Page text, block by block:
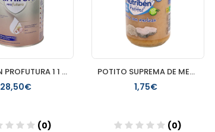
ALMIRON PROFUTURA 1 1 ENVASE 800 G DUOBIOTIK
28,50€
(0)
POTITO SUPREMA DE MERLUZA CON ARROZ 235GR
1,75€
(0)